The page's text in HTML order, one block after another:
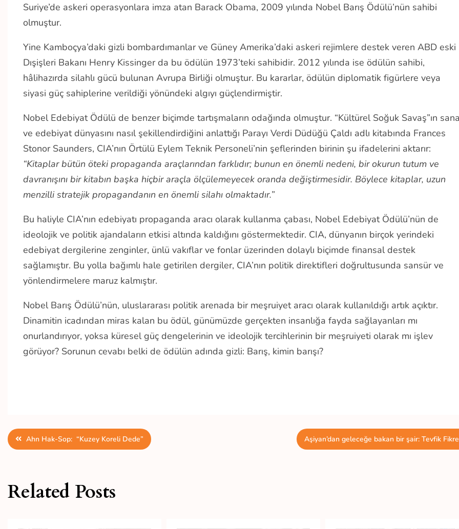
Suriye’de askeri operasyonlara imza atan Barack Obama, 2009 yılında Nobel Barış Ödülü’nün sahibi
olmuştur.
Yine Kamboçya’daki gizli bombardımanlar ve Güney Amerika’daki askeri rejimlere destek veren ABD eski
Dışişleri Bakanı Henry Kissinger da bu ödülün 1973’teki sahibidir. 2012 yılında ise ödülün sahibi,
hâlihazırda silahlı gücü bulunan Avrupa Birliği olmuştur. Bu kararlar, ödülün diplomatik figürlere veya
siyasi güç sahiplerine verildiği yönündeki algıyı güçlendirmiştir.
Nobel Edebiyat Ödülü de benzer biçimde tartışmaların odağında olmuştur. “Kültürel Soğuk Savaş”ın
ve edebiyat dünyasını nasıl şekillendirdiğini anlattığı Parayı Verdi Düdüğü Çaldı adlı kitabında Frances
Stonor Saunders, CIA’nın Örtülü Eylem Teknik Personeli’nin şeflerinden birinin şu ifadelerini aktarır:
“Kitaplar bütün öteki propaganda araçlarından farklıdır; bunun en önemli nedeni, bir okurun tutum ve
davranışını bir kitabın başka hiçbir araçla ölçülemeyecek oranda değiştirmesidir. Böylece kitaplar, uzun
menzilli stratejik propagandanın en önemli silahı olmaktadır.”
Bu haliyle CIA’nın edebiyatı propaganda aracı olarak kullanma çabası, Nobel Edebiyat Ödülü’nün de
ideolojik ve politik ajandaların etkisi altında kaldığını göstermektedir. CIA, dünyanın birçok yerindeki
edebiyat dergilerine zenginler, ünlü vakıflar ve fonlar üzerinden dolaylı biçimde finansal destek
sağlamıştır. Bu yolla bağımlı hale getirilen dergiler, CIA’nın politik direktifleri doğrultusunda sansür ve
yönlendirmelere maruz kalmıştır.
Nobel Barış Ödülü’nün, uluslararası politik arenada bir meşruiyet aracı olarak kullanıldığı artık açıktır.
Dinamitin icadından miras kalan bu ödül, günümüzde gerçekten insanlığa fayda sağlayanları mı
onurlandırıyor, yoksa küresel güç dengelerinin ve ideolojik tercihlerinin bir meşruiyeti olarak mı işlev
görüyor? Sorunun cevabı belki de ödülün adında gizli: Barış, kimin barışı?
YazıAhn Hak-Sop: “Kuzey Koreli Dede” Aşiyan’dan geleceğe bakan bir şair: Tevfik
Related Posts